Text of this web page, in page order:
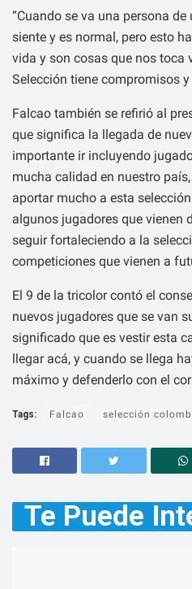
“Cuando se va una persona
siente y es normal, pero esto
vida y son cosas que nos toca
Selección tiene compromisos
Falcao también se refirió al
que significa la llegada de
importante ir incluyendo
mucha calidad en nuestro
aportar mucho a esta
algunos jugadores que vienen
seguir fortaleciendo a la
competiciones que vienen a
El 9 de la tricolor contó el
nuevos jugadores que se van
significado que es vestir esta
llegar acá, y cuando se llega
máximo y defenderlo con el
Tags: Falcao selección
Te Puede